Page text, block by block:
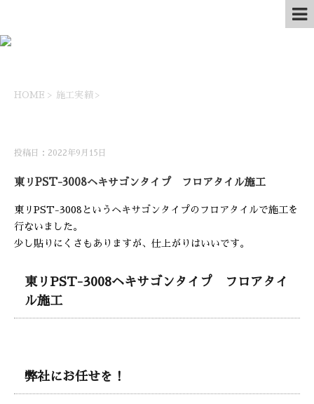
HOME > 施工実績 >
投稿日：2022年9月15日
東リPST-3008ヘキサゴンタイプ フロアタイル施工
東リPST-3008というヘキサゴンタイプのフロアタイルで施工を
行ないました。
少し貼りにくさもありますが、仕上がりはいいです。
東リPST-3008ヘキサゴンタイプ フロアタイ
ル施工
弊社にお任せを！